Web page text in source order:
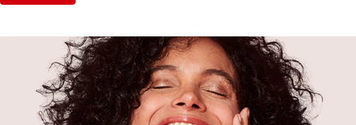
minesinin asit erozyonuna karşı korunmasına yardımcı olur
**ABD patentli
***Standart florürlü diş macunlarına kıyasla devamlı kullanım ile
plak azaltmaya
yardımcı.